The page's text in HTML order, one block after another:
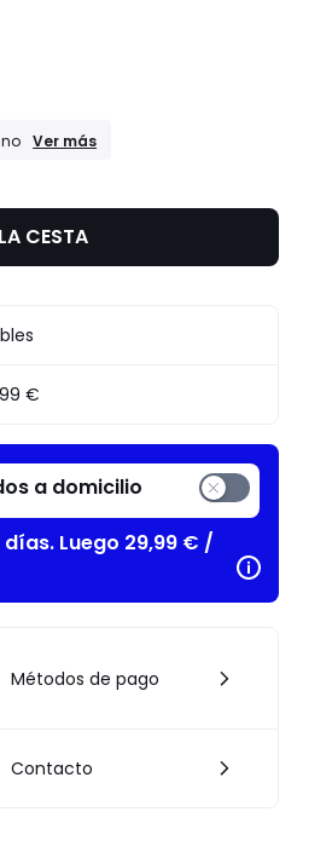
REBAJAS
Ver más
CESTA
€
a domicilio
Luego 29,99 € /
Métodos de pago
Contacto